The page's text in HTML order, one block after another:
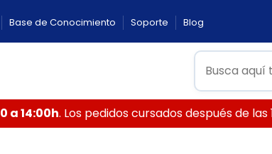
Base de Conocimiento Soporte Blog
a 14:00h. Los pedidos cursados después de